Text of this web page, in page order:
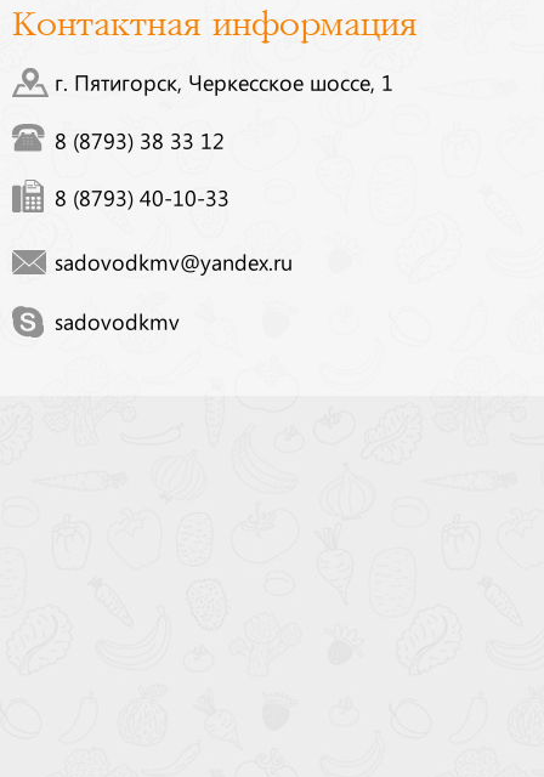
Контактная информация
г. Пятигорск, Черкесское шоссе, 1
8 (8793) 38 33 12
8 (8793) 40-10-33
sadovodkmv@yandex.ru
sadovodkmv